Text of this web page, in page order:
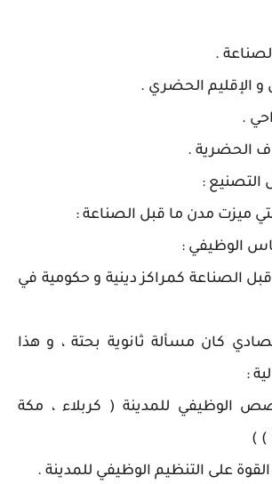
.
الإقليم الحضري .
.
الحضرية .
التصنيع :
ميزت مدن ما قبل الصناعة :
الوظيفي :
الصناعة كمراكز دينية و حكومية في
كان مسألة ثانوية بحتة ، و هذا
:
الوظيفي للمدينة ( كربلاء ، مكة
) )